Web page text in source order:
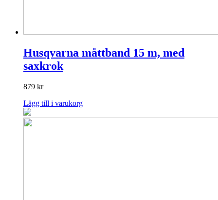
Husqvarna måttband 15 m, med
saxkrok
879 kr
Lägg till i varukorg